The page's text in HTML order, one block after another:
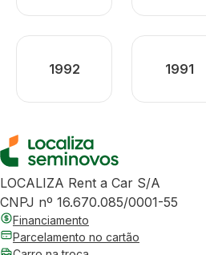
1992 1991
LOCALIZA Rent a Car S/A
CNPJ nº 16.670.085/0001-55
Financiamento
Parcelamento no cartão